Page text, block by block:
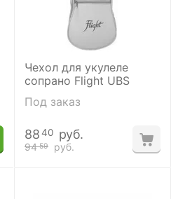
Чехол для укулеле
сопрано Flight UBS
Под заказ
94 59 руб.
8840 руб.